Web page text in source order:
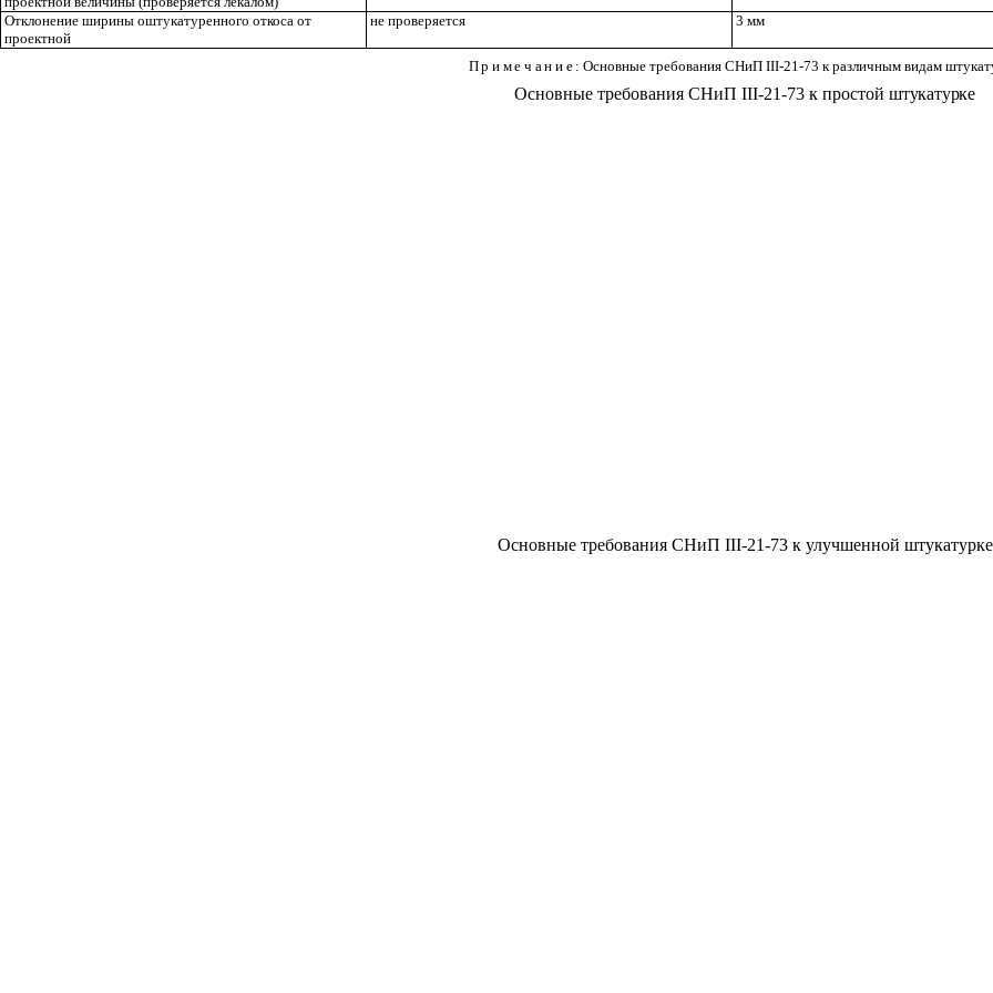
Отклонение ширины оштукатуренного откоса от
проектной
не проверяется 3 мм
Примечание : Основные требования СНиПIII-21-73 к различным видам
Основные требования СНиП III-21-73 к простой штукатурке
Основные требования СНиП III-21-73 к улучшенной штукатурке